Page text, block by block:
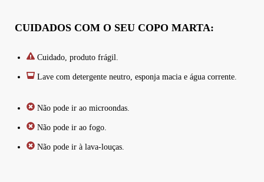
CUIDADOS COM O SEU COPO MARTA:
Cuidado, produto frágil.
Lave com detergente neutro, esponja macia e água corrente.
Não pode ir ao microondas.
Não pode ir ao fogo.
Não pode ir à lava-louças.